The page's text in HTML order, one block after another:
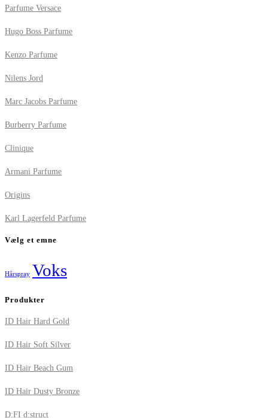
Parfume Versace
Hugo Boss Parfume
Kenzo Parfume
Nilens Jord
Marc Jacobs Parfume
Burberry Parfume
Clinique
Armani Parfume
Origins
Karl Lagerfeld Parfume
Vælg et emne
Hårspray Voks
Produkter
ID Hair Hard Gold
ID Hair Soft Silver
ID Hair Beach Gum
ID Hair Dusty Bronze
D:FI d:struct